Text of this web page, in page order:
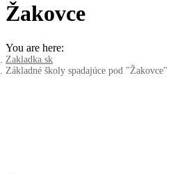
Žakovce
You are here:
Zakladka.sk
Základné školy spadajúce pod "Žakovce"